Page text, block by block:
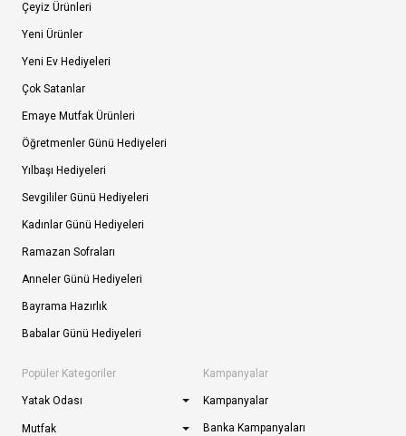
Çeyiz Ürünleri
Yeni Ürünler
Yeni Ev Hediyeleri
Çok Satanlar
Emaye Mutfak Ürünleri
Öğretmenler Günü Hediyeleri
Yılbaşı Hediyeleri
Sevgililer Günü Hediyeleri
Kadınlar Günü Hediyeleri
Ramazan Sofraları
Anneler Günü Hediyeleri
Bayrama Hazırlık
Babalar Günü Hediyeleri
Popüler Kategoriler
Yatak Odası
Mutfak
Kampanyalar
Kampanyalar
Banka Kampanyaları